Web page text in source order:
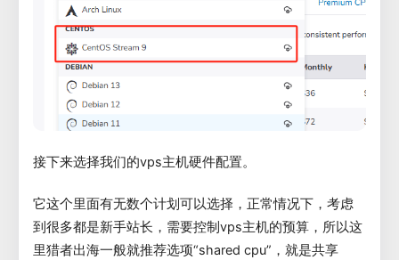
接下来选择我们的vps主机硬件配置。
它这个里面有无数个计划可以选择，正常情况下，考虑
到很多都是新手站长，需要控制vps主机的预算，所以这
里猎者出海一般就推荐选项“shared cpu”，就是共享